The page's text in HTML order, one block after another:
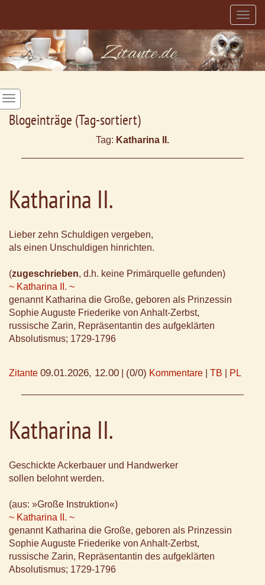
Blogeinträge (Tag-sortiert)
Tag: Katharina II.
Katharina II.
Lieber zehn Schuldigen vergeben,
als einen Unschuldigen hinrichten.
(zugeschrieben, d.h. keine Primärquelle gefunden)
~ Katharina II. ~
genannt Katharina die Große, geboren als Prinzessin
Sophie Auguste Friederike von Anhalt-Zerbst,
russische Zarin, Repräsentantin des aufgeklärten
Absolutismus; 1729-1796
Zitante 09.01.2026, 12.00 (0/0) Kommentare TB PL
Katharina II.
Geschickte Ackerbauer und Handwerker
sollen belohnt werden.
(aus: »Große Instruktion«)
~ Katharina II. ~
genannt Katharina die Große, geboren als Prinzessin
Sophie Auguste Friederike von Anhalt-Zerbst,
russische Zarin, Repräsentantin des aufgeklärten
Absolutismus; 1729-1796